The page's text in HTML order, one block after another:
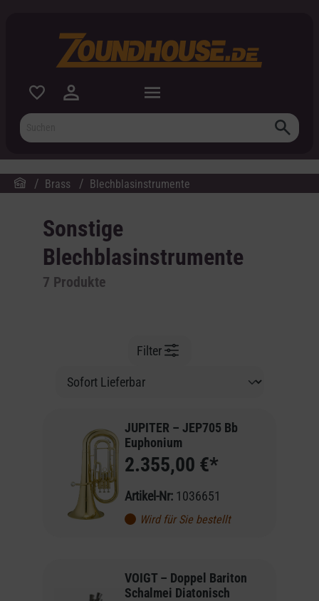
Brass Blechblasinstrumente
Sonstige
Blechblasinstrumente
7 Produkte
Filter
JUPITER – JEP705 Bb
Euphonium
2.355,00 €*
Artikel-Nr: 1036651
Wird für Sie bestellt
VOIGT – Doppel Bariton
Schalmei Diatonisch